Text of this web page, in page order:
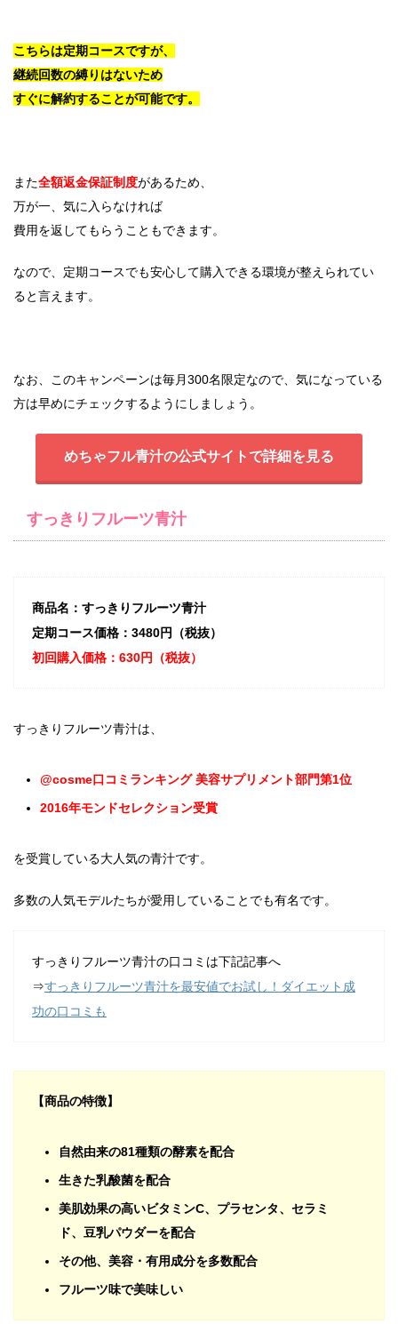
こちらは定期コースですが、
継続回数の縛りはないため
すぐに解約することが可能です。
また全額返金保証制度があるため、
万が一、気に入らなければ
費用を返してもらうこともできます。
なので、定期コースでも安心して購入できる環境が整えられてい
ると言えます。
なお、このキャンペーンは毎月300名限定なので、気になっている
方は早めにチェックするようにしましょう。
めちゃフル青汁の公式サイトで詳細を見る
すっきりフルーツ青汁
商品名：すっきりフルーツ青汁
定期コース価格：3480円（税抜）
初回購入価格：630円（税抜）
すっきりフルーツ青汁は、
@cosme口コミランキング 美容サプリメント部門第1位
2016年モンドセレクション受賞
を受賞している大人気の青汁です。
多数の人気モデルたちが愛用していることでも有名です。
すっきりフルーツ青汁の口コミは下記記事へ
⇒すっきりフルーツ青汁を最安値でお試し！ダイエット成
功の口コミも
【商品の特徴】
自然由来の81種類の酵素を配合
生きた乳酸菌を配合
美肌効果の高いビタミンC、プラセンタ、セラミ
ド、豆乳パウダーを配合
その他、美容・有用成分を多数配合
フルーツ味で美味しい